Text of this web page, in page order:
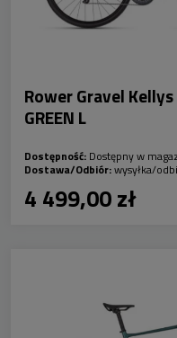
Rower Gravel Kellys
GREEN L
Dostępność: Dostępny w
Dostawa/Odbiór:wysyłka/
4 499,00 zł